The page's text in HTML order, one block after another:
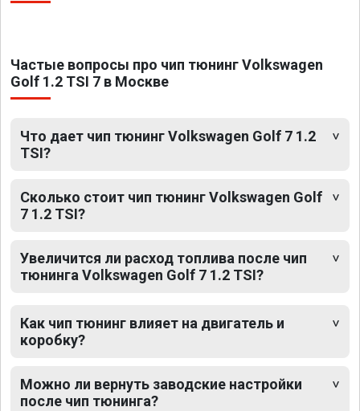
Частые вопросы про чип тюнинг Volkswagen
Golf 1.2 TSI 7 в Москве
Что дает чип тюнинг Volkswagen Golf 7 1.2
TSI?
Сколько стоит чип тюнинг Volkswagen Golf
7 1.2 TSI?
Увеличится ли расход топлива после чип
тюнинга Volkswagen Golf 7 1.2 TSI?
Как чип тюнинг влияет на двигатель и
коробку?
Можно ли вернуть заводские настройки
после чип тюнинга?